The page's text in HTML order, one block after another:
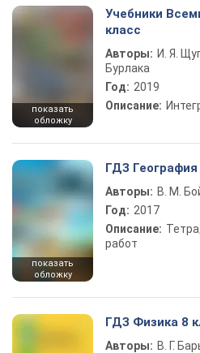
показать
обложку
Учебники
класс
Авторы: И. Я.
Бурлака
Год: 2019
Описание:
показать
обложку
ГДЗ География
Авторы: В. М.
Год: 2017
Описание:
работ
ГДЗ Физика 8
Авторы: В. Г.